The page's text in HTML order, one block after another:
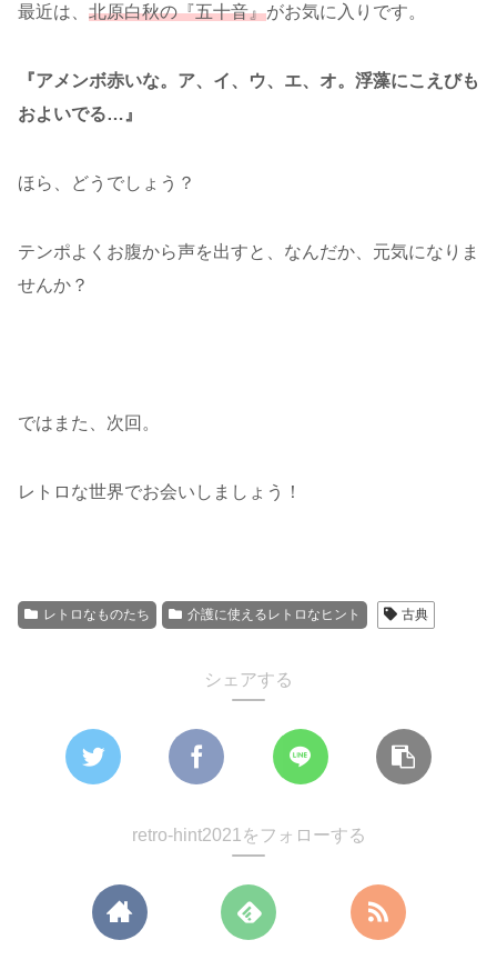
最近は、 北原白秋の『五十音』がお気に入りです。
『アメンボ赤いな。ア、イ、ウ、エ、オ。浮藻にこえびも
およいでる…』
ほら、どうでしょう？
テンポよくお腹から声を出すと、なんだか、元気になりま
せんか？
ではまた、次回。
レトロな世界でお会いしましょう！
レトロなものたち 介護に使えるレトロなヒント 古典
シェアする
retro-hint2021をフォローする